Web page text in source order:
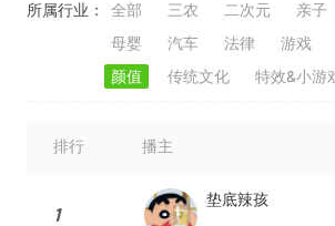
所属行业： 全部 三农 二次元 亲子
母婴
汽车 法律 游戏
颜值
传统文化 特效&小游
排行 播主
1
垫底辣孩